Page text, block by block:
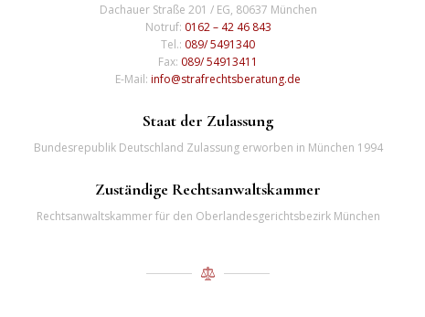
Dachauer Straße 201 / EG, 80637 München
Notruf: 0162 – 42 46 843
Tel.: 089/ 5491340
Fax: 089/ 54913411
E-Mail:info@strafrechtsberatung.de
Staat der Zulassung
Bundesrepublik Deutschland Zulassung erworben in München 1994
Zuständige Rechtsanwaltskammer
Rechtsanwaltskammer für den Oberlandesgerichtsbezirk München